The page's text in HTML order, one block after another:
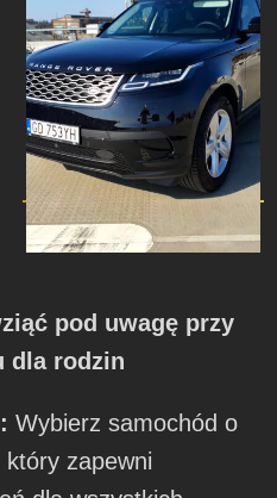
pod uwagę przy
dla rodzin
Wybierz samochód o
który zapewni